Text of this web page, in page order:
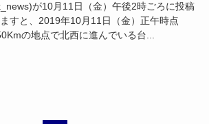
が10月11日（金）午後2時ごろに投稿
すと、2019年10月11日（金）正午時点
の地点で北西に進んでいる台...